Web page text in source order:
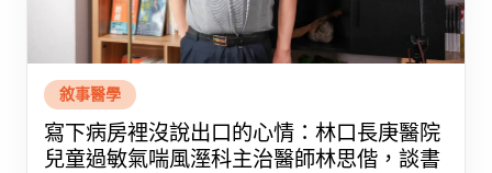
敘事醫學
寫下病房裡沒說出口的心情：林口長庚醫院
兒童過敏氣喘風溼科主治醫師林思偕，談書